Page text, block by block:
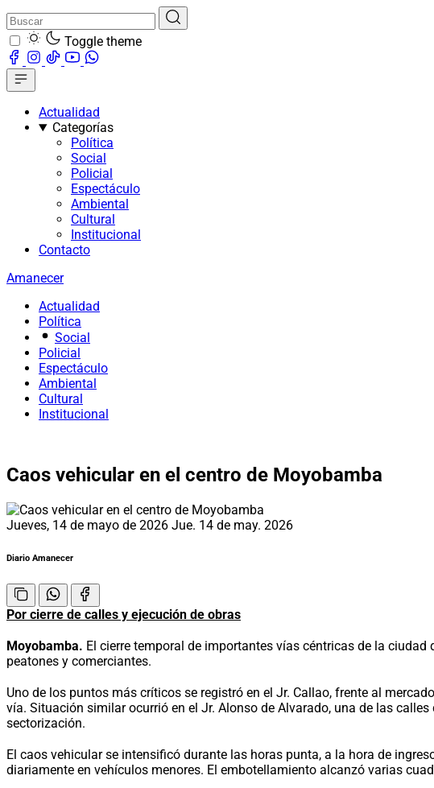
Toggle theme
Actualidad
Categorías
Política
Social
Policial
Espectáculo
Ambiental
Cultural
Institucional
Contacto
Amanecer
Actualidad
Política
Social
Policial
Espectáculo
Ambiental
Cultural
Institucional
Caos vehicular en el centro de Moyobamba
Jueves, 14 de mayo de 2026 Jue. 14 de may. 2026
Diario Amanecer
Por cierre de calles y ejecución de obras
Moyobamba. El cierre temporal de importantes vías céntricas de la
peatones y comerciantes.
Uno de los puntos más críticos se registró en el Jr. Callao, frente al
vía. Situación similar ocurrió en el Jr. Alonso de Alvarado, una de las
sectorización.
El caos vehicular se intensificó durante las horas punta, a la hora de
diariamente en vehículos menores. El embotellamiento alcanzó varias